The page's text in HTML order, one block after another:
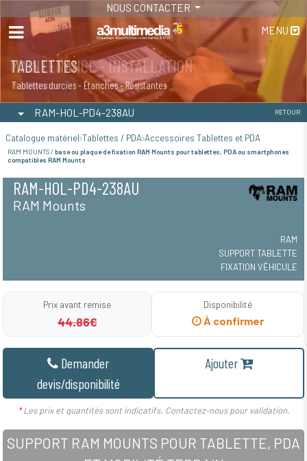
NOUS CONTACTER
MENU
MAINTENANCE - INSTALLATION
Maintenance
TABLETTES
Tablettes durcies - Étanches - Résistantes
RAM-HOL-PD4-238AU RETOUR
Catalogue matériel Tablettes / PDA Accessoires Tablettes et PDA
RAM MOUNTS / base ou plaque de fixation RAM Mounts pour tablettes; PDA ou smartphones
compatibles RAM Mounts
RAM-HOL-PD4-238AU
RAM Mounts
RAM
SUPPORT TABLETTE
FIXATION VÉHICULE
Prix avant remise
44.86€
Disponibilité
À confirmer
Demander
devis/disponibilité
Ajouter
*Les prix et quantités sont indicatifs. Contactez-nous pour validation.
SUPPORT RAM MOUNTS POUR TABLETTE, PDA